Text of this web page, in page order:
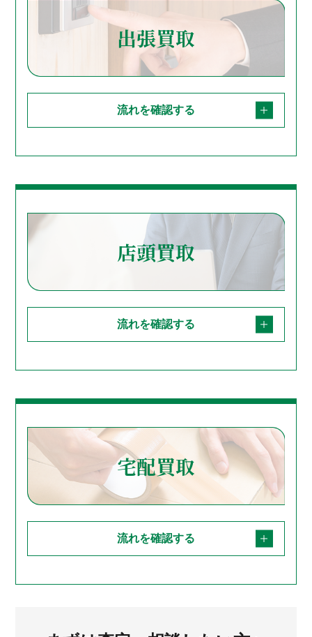
出張買取
流れを確認する
店頭買取
流れを確認する
宅配買取
流れを確認する